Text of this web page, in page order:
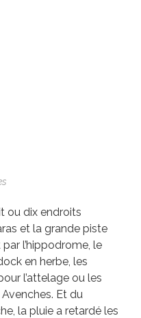
ou dix endroits
et la grande piste
l’hippodrome, le
en herbe, les
l’attelage ou les
Et du
la pluie a retardé les